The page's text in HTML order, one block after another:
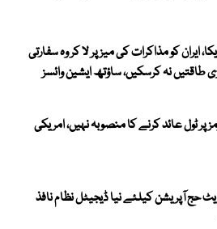
ایران کو مذاکرات کی میز پر لا کر وہ سفارتی
طاقتیں نہ کرسکیں، ساؤتھ ایشین وائسز
پر ٹول عائد کرنے کا منصوبہ نہیں، امریکی
پرائیویٹ حج آپریشن کیلئے نیا ڈیجیٹل نظام نافذ